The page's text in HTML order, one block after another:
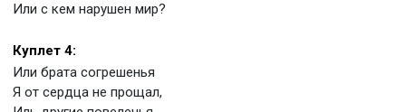
Или с кем нарушен мир?
Куплет 4:
Или брата согрешенья
Я от сердца не прощал,